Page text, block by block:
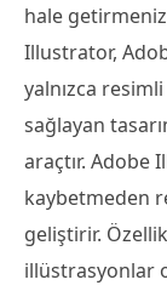
hale
Illustrator,
yalnızca
sağlayan
araçtır. Adobe
kaybetmeden
geliştirir.
illüstrasyonlar